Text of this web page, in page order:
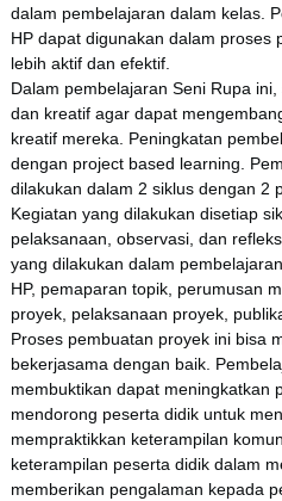
dalam pembelajaran dalam kelas.
HP dapat digunakan dalam proses
lebih aktif dan efektif.
Dalam pembelajaran Seni Rupa
dan kreatif agar dapat
kreatif mereka. Peningkatan
dengan project based learning.
dilakukan dalam 2 siklus dengan 2
Kegiatan yang dilakukan disetiap
pelaksanaan, observasi, dan
yang dilakukan dalam
HP, pemaparan topik, perumusan
proyek, pelaksanaan proyek,
Proses pembuatan proyek ini bisa
bekerjasama dengan baik.
membuktikan dapat meningkatkan
mendorong peserta didik untuk
mempraktikkan keterampilan
keterampilan peserta didik dalam
memberikan pengalaman kepada